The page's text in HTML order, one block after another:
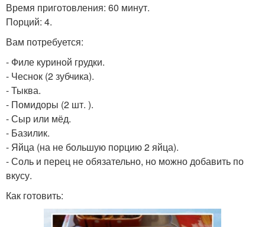
Время приготовления: 60 минут.
Порций: 4.
Вам потребуется:
- Филе куриной грудки.
- Чеснок (2 зубчика).
- Тыква.
- Помидоры (2 шт. ).
- Сыр или мёд.
- Базилик.
- Яйца (на не большую порцию 2 яйца).
- Соль и перец не обязательно, но можно добавить по
вкусу.
Как готовить: